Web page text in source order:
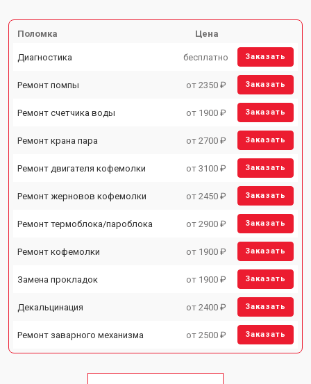
Поломка Цена
Диагностика бесплатно Заказать
Ремонт помпы от 2350 ₽ Заказать
Ремонт счетчика воды от 1900 ₽ Заказать
Ремонт крана пара от 2700 ₽ Заказать
Ремонт двигателя кофемолки от 3100 ₽ Заказать
Ремонт жерновов кофемолки от 2450 ₽ Заказать
Ремонт термоблока/пароблока от 2900 ₽ Заказать
Ремонт кофемолки от 1900 ₽ Заказать
Замена прокладок от 1900 ₽ Заказать
Декальцинация от 2400 ₽ Заказать
Ремонт заварного механизма от 2500 ₽ Заказать